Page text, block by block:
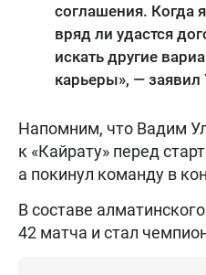
соглашения. Когда
вряд ли удастся
искать другие
карьеры», — заявил
Напомним, что Вадим
к «Кайрату» перед
а покинул команду в
В составе
42 матча и стал